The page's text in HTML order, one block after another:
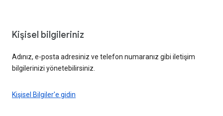
Kişisel bilgileriniz
Adınız, e-posta adresiniz ve telefon numaranız gibi iletişim
bilgilerinizi yönetebilirsiniz.
Kişisel Bilgiler'e gidin